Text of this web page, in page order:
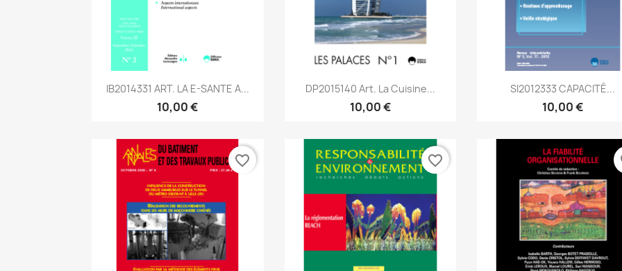
Aperçu rapide
IB2014331 ART. LA E-SANTE A...
10,00 €
Aperçu rapide
DP2015140 Art. La Cuisine...
10,00 €
Aperçu rapide
SI2012333 CAPACITÉ...
10,00 €
favorite_border favorite_border